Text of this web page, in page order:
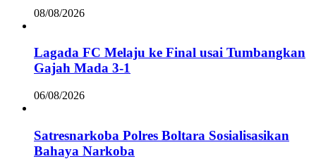
08/08/2026
Lagada FC Melaju ke Final usai Tumbangkan
Gajah Mada 3-1
06/08/2026
Satresnarkoba Polres Boltara Sosialisasikan
Bahaya Narkoba